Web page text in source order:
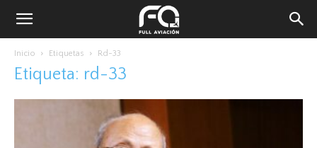
Inicio Etiquetas Rd-33
Etiqueta: rd-33